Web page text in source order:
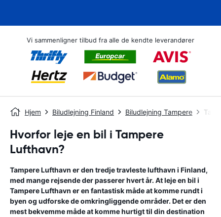
Vi sammenligner tilbud fra alle de kendte leverandører
Hjem Biludlejning Finland Biludlejning Tampere
Hvorfor leje en bil i Tampere
Lufthavn?
Tampere Lufthavn er den tredje travleste lufthavn i Finland,
med mange rejsende der passerer hvert år. At leje en bil i
Tampere Lufthavn er en fantastisk måde at komme rundt i
byen og udforske de omkringliggende områder. Det er den
mest bekvemme måde at komme hurtigt til din destination